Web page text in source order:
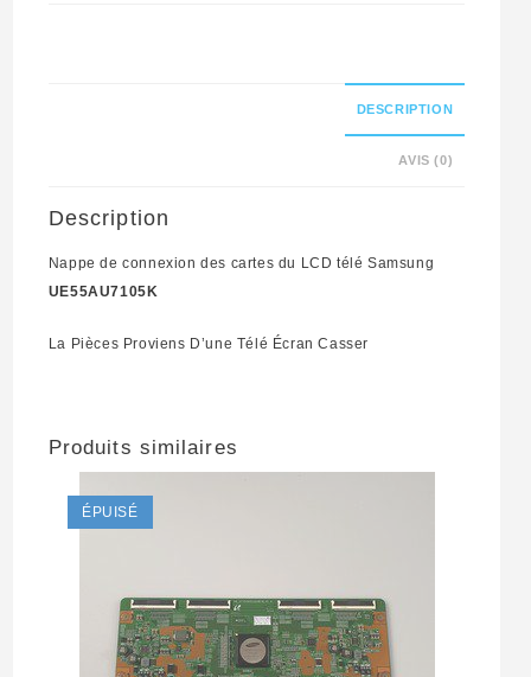
DESCRIPTION
AVIS (0)
Description
Nappe de connexion des cartes du LCD télé Samsung
UE55AU7105K
La Pièces Proviens D’une Télé Écran Casser
Produits similaires
ÉPUISÉ